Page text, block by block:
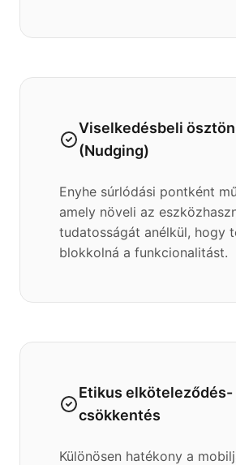
Viselkedésbeli
(Nudging)
Enyhe súrlódási pontként
amely növeli az
tudatosságát anélkül, hogy
blokkolná a funkcionalitást.
Etikus elköteleződés-
csökkentés
Különösen hatékony a